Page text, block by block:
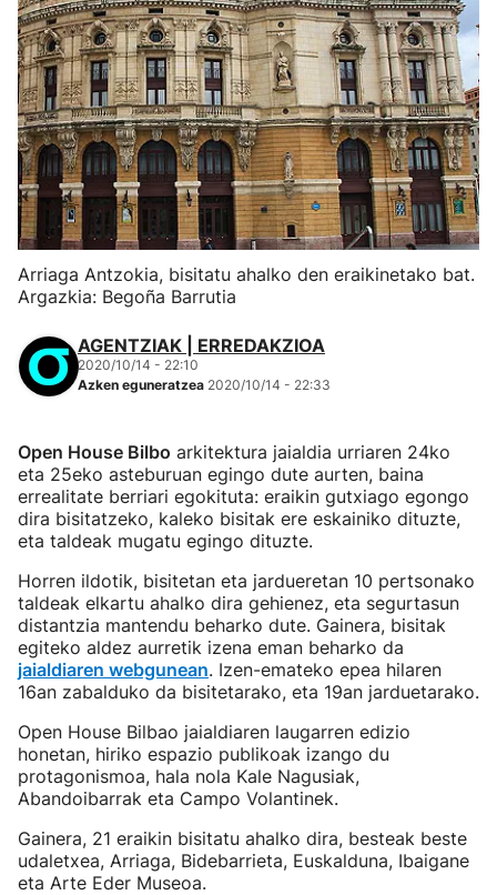
Arriaga Antzokia, bisitatu ahalko den eraikinetako bat.
Argazkia: Begoña Barrutia
AGENTZIAK | ERREDAKZIOA
2020/10/14 - 22:10
Azken eguneratzea 2020/10/14 - 22:33
Open House Bilbo arkitektura jaialdia urriaren 24ko
eta 25eko asteburuan egingo dute aurten, baina
errealitate berriari egokituta: eraikin gutxiago egongo
dira bisitatzeko, kaleko bisitak ere eskainiko dituzte,
eta taldeak mugatu egingo dituzte.
Horren ildotik, bisitetan eta jardueretan 10 pertsonako
taldeak elkartu ahalko dira gehienez, eta segurtasun
distantzia mantendu beharko dute. Gainera, bisitak
egiteko aldez aurretik izena eman beharko da
jaialdiaren webgunean. Izen-emateko epea hilaren
16an zabalduko da bisitetarako, eta 19an jarduetarako.
Open House Bilbao jaialdiaren laugarren edizio
honetan, hiriko espazio publikoak izango du
protagonismoa, hala nola Kale Nagusiak,
Abandoibarrak eta Campo Volantinek.
Gainera, 21 eraikin bisitatu ahalko dira, besteak beste
udaletxea, Arriaga, Bidebarrieta, Euskalduna, Ibaigane
eta Arte Eder Museoa.